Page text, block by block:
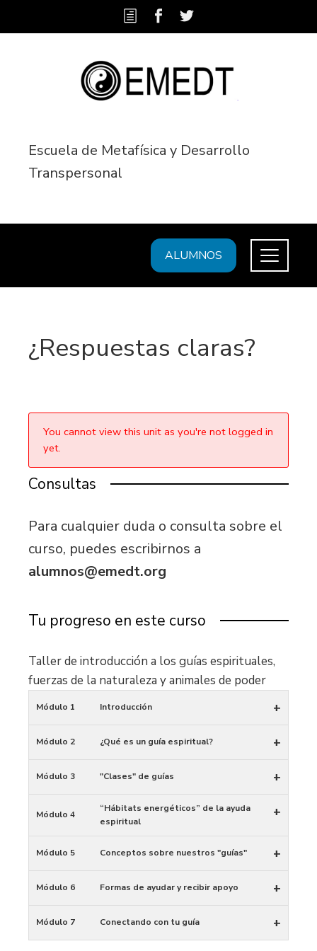
Escuela de Metafísica y Desarrollo
Transpersonal
ALUMNOS
¿Respuestas claras?
You cannot view this unit as you're not logged in
yet.
Consultas
Para cualquier duda o consulta sobre el
curso, puedes escribirnos a
alumnos@emedt.org
Tu progreso en este curso
Taller de introducción a los guías espirituales,
fuerzas de la naturaleza y animales de poder
Módulo 1 Introducción +
Módulo 2 ¿Qué es un guía espiritual? +
Módulo 3 "Clases" de guías +
Módulo 4
“Hábitats energéticos” de la ayuda
espiritual
+
Módulo 5 Conceptos sobre nuestros "guías" +
Módulo 6 Formas de ayudar y recibir apoyo +
Módulo 7 Conectando con tu guía +